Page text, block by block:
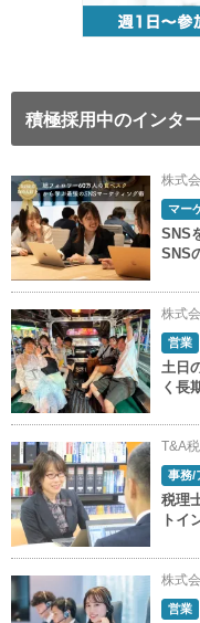
積極採用中のインタ
株式
マー
SNS
SNS
株式
営業
土日
く長
T&A
事務/
税理
トイ
株式
営業